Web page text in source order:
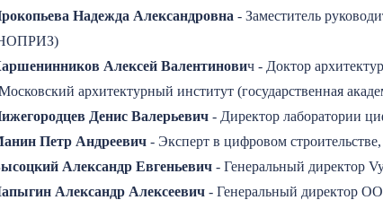
Надежда Александровна - Заместитель
Алексей Валентинович - Доктор
архитектурный институт (государственная
Денис Валерьевич - Директор лаборатории
Петр Андреевич - Эксперт в цифровом
Александр Евгеньевич - Генеральный директор
Александр Алексеевич - Генеральный